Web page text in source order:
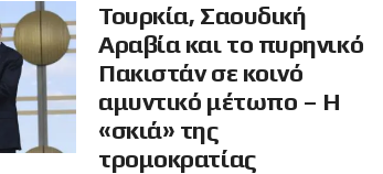
Τουρκία, Σαουδική
Αραβία και το πυρηνικό
Πακιστάν σε κοινό
αμυντικό μέτωπο – Η
«σκιά» της
τρομοκρατίας